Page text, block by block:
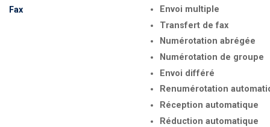
Fax
Envoi multiple
Transfert de fax
Numérotation abrégée
Numérotation de groupe
Envoi différé
Renumérotation
Réception automatique
Réduction automatique